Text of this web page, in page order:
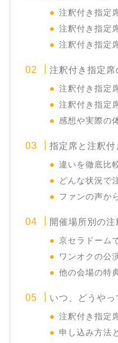
注釈付き指定
注釈付き指定
注釈付き指定
注釈付き指定席
注釈付き指定
注釈付き指定
感想や実際の
指定席と注釈付
違いを徹底比
どんな状況で
ファンの声か
開催場所別の
京セラドーム
ワンオクの公
他の会場の特
いつ、どうやっ
注釈付き指定
申し込み方法